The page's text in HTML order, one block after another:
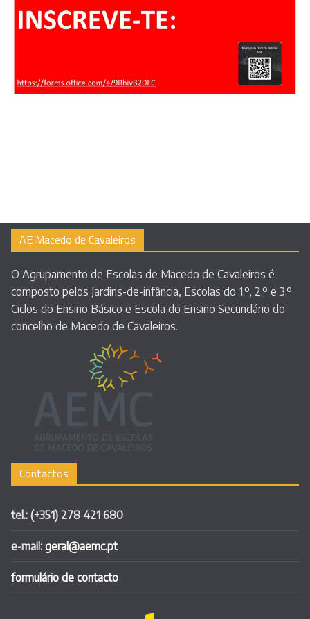
AE Macedo de Cavaleiros
O Agrupamento de Escolas de Macedo de Cavaleiros é
composto pelos Jardins-de-infância, Escolas do 1.º, 2.º e 3.º
Ciclos do Ensino Básico e Escola do Ensino Secundário do
concelho de Macedo de Cavaleiros.
Contactos
tel.: (+351) 278 421 680
e-mail: geral@aemc.pt
formulário de contacto